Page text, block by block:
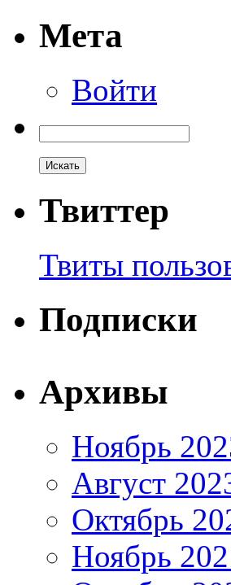
Мета
Войти
Твиттер
Твиты
Подписки
Архивы
Ноябрь
Август
Октябрь
Ноябрь